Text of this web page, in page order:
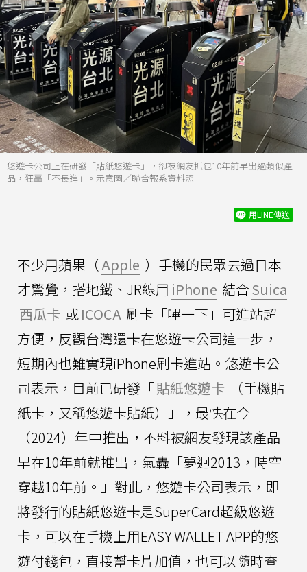
悠遊卡公司正在研發「貼紙悠遊卡」，卻被網友抓包10年前早出過類似產
品，狂轟「不長進」。示意圖／聯合報系資料照
用LINE傳送
不少用蘋果（Apple ）手機的民眾去過日本
才驚覺，搭地鐵、JR線用 iPhone 結合Suica
西瓜卡 或ICOCA 刷卡「嗶一下」可進站超
方便，反觀台灣還卡在悠遊卡公司這一步，
短期內也難實現iPhone刷卡進站。悠遊卡公
司表示，目前已研發「貼紙悠遊卡
（手機貼
紙卡，又稱悠遊卡貼紙）」，最快在今
（2024）年中推出，不料被網友發現該產品
早在10年前就推出，氣轟「夢迴2013，時空
穿越10年前。」對此，悠遊卡公司表示，即
將發行的貼紙悠遊卡是SuperCard超級悠遊
卡，可以在手機上用EASY WALLET APP的悠
遊付錢包，直接幫卡片加值，也可以隨時查